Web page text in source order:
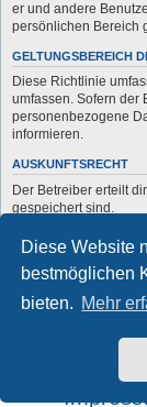
Diese Website
bestmöglichen
bieten. Mehr
er und andere
persönlichen Bereich
GELTUNGSBEREICH
Diese Richtlinie
umfassen. Sofern der
personenbezogene
informieren.
AUSKUNFTSRECHT
Der Betreiber erteilt
gespeichert sind.
Du kannst jederzeit
Kontaktiere hierzu